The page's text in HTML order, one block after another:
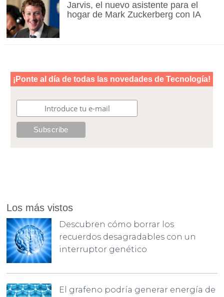
Jarvis, el nuevo asistente para el
hogar de Mark Zuckerberg con IA
Los más vistos
Descubren cómo borrar los
recuerdos desagradables con un
interruptor genético
El grafeno podría generar energía de